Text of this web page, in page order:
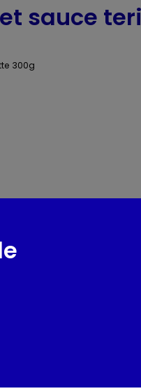
sauce
300g
/ Allergènes
riz), poulet origine France
5,9%), eau, miel
de canne, oignons,
sel, eau), huile de